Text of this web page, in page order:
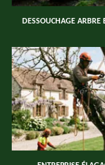
DESSOUCHAGE ARBRE